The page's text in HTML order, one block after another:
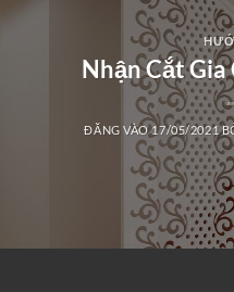
Nhận Cắt Gia
ĐĂNG VÀO17/05/2021